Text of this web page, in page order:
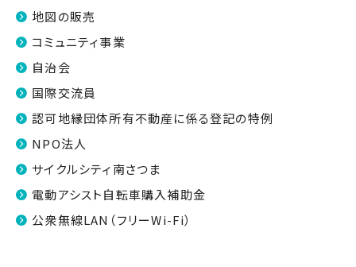
地図の販売
コミュニティ事業
自治会
国際交流員
認可地縁団体所有不動産に係る登記の特例
NPO法人
サイクルシティ南さつま
電動アシスト自転車購入補助金
公衆無線LAN（フリーWi-Fi）